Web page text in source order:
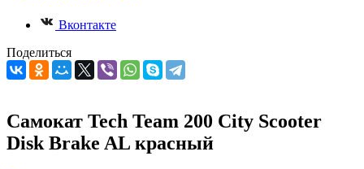
Вконтакте
Поделиться
Самокат Tech Team 200 City Scooter
Disk Brake AL красный